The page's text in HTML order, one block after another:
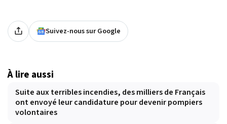
Suivez-nous sur Google
À lire aussi
Suite aux terribles incendies, des milliers de Français
ont envoyé leur candidature pour devenir pompiers
volontaires